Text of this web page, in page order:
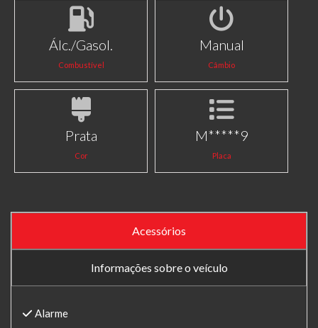
Álc./Gasol.
Combustível
Manual
Câmbio
Prata
Cor
M*****9
Placa
Acessórios
Informações sobre o veículo
Alarme